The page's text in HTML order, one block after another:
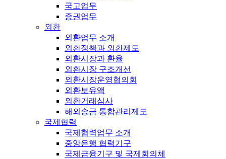
국고업무
증권업무
외환
외환업무 소개
외환정책과 외환제도
외환시장과 환율
외환시장 구조개선
외환시장운영협의회
외환보유액
외환거래심사
해외송금 통합관리제도
국제협력
국제협력업무 소개
중앙은행 협력기구
국제금융기구 및 국제회의체